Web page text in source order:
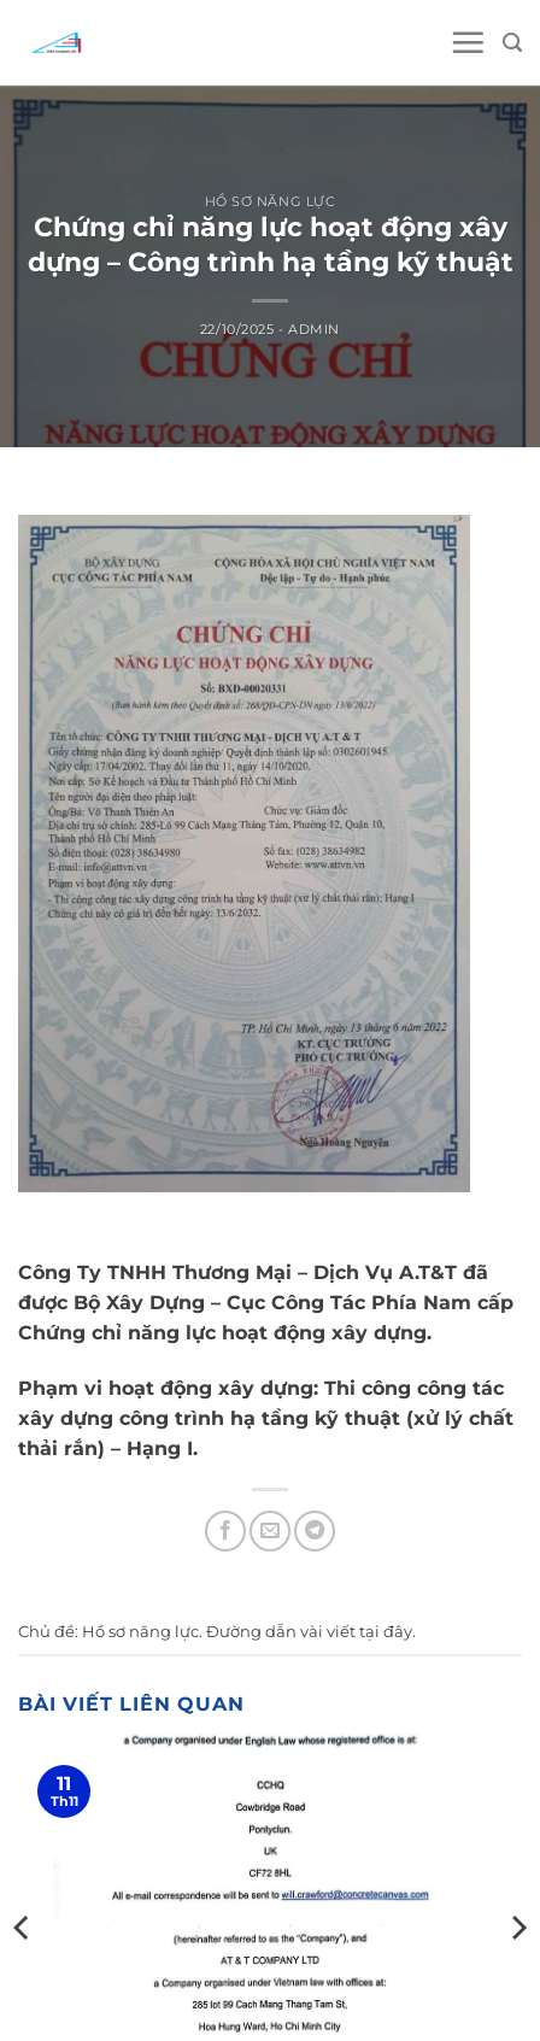
HỒ SƠ NĂNG LỰC
Chứng chỉ năng lực hoạt động xây
dựng – Công trình hạ tầng kỹ thuật
22/10/2025 -ADMIN
Công Ty TNHH Thương Mại – Dịch Vụ A.T&T đã
được Bộ Xây Dựng – Cục Công Tác Phía Nam cấp
Chứng chỉ năng lực hoạt động xây dựng.
Phạm vi hoạt động xây dựng: Thi công công tác
xây dựng công trình hạ tầng kỹ thuật (xử lý chất
thải rắn) – Hạng I.
Chủ đề: Hồ sơ năng lực. Đường dẫn vài viết tại đây.
BÀI VIẾT LIÊN QUAN
11
Th11